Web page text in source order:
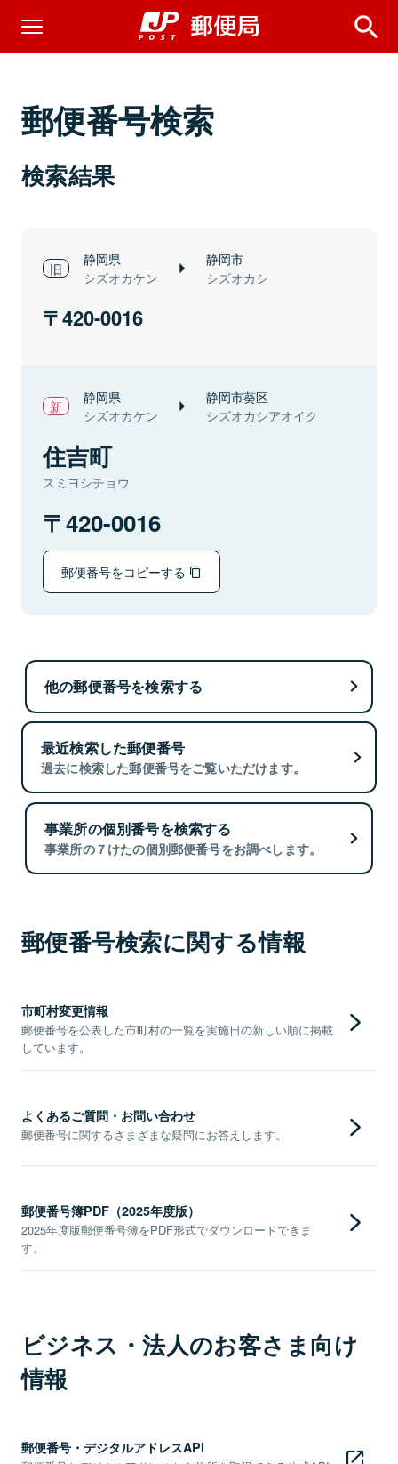
郵便番号検索
検索結果
静岡県
シズオカケン
静岡市
シズオカシ
420-0016
静岡県
シズオカケン
静岡市葵区
シズオカシアオイク
住吉町
スミヨシチョウ
420-0016
郵便番号をコピーする
他の郵便番号を検索する
最近検索した郵便番号
過去に検索した郵便番号をご覧いただけます。
事業所の個別番号を検索する
事業所の７けたの個別郵便番号をお調べします。
郵便番号検索に関する情報
市町村変更情報
郵便番号を公表した市町村の一覧を実施日の新しい順に掲載
しています。
よくあるご質問・お問い合わせ
郵便番号に関するさまざまな疑問にお答えします。
郵便番号簿PDF（2025年度版）
2025年度版郵便番号簿をPDF形式でダウンロードできま
す。
ビジネス・法人のお客さま向け
情報
郵便番号・デジタルアドレスAPI